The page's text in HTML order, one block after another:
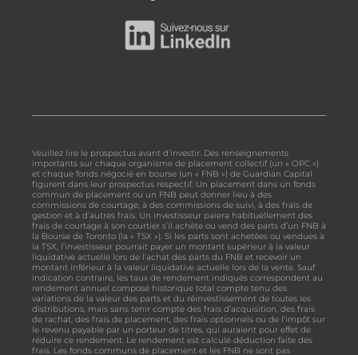
Veuillez lire le prospectus avant d’investir. Des renseignements
importants sur chaque organisme de placement collectif (un « OPC »)
et chaque fonds négocié en bourse (un « FNB ») de Guardian Capital
figurent dans leur prospectus respectif. Un placement dans un fonds
commun de placement ou un FNB peut donner lieu à des
commissions de courtage, à des commissions de suivi, à des frais de
gestion et à d’autres frais. Un investisseur paiera habituellement des
frais de courtage à son courtier s’il achète ou vend des parts d’un FNB à
la Bourse de Toronto (la « TSX »). Si les parts sont achetées ou vendues à
la TSX, l’investisseur pourrait payer un montant supérieur à la valeur
liquidative actuelle lors de l’achat des parts du FNB et recevoir un
montant inférieur à la valeur liquidative actuelle lors de la vente. Sauf
indication contraire, les taux de rendement indiqués correspondent au
rendement annuel composé historique total compte tenu des
variations de la valeur des parts et du réinvestissement de toutes les
distributions, mais sans tenir compte des frais d’acquisition, des frais
de rachat, des frais de placement, des frais optionnels ou de l’impôt sur
le revenu payable par un porteur de titres, qui auraient pour effet de
réduire ce rendement. Le rendement est calculé déduction faite des
frais. Les fonds communs de placement et les FNB ne sont pas